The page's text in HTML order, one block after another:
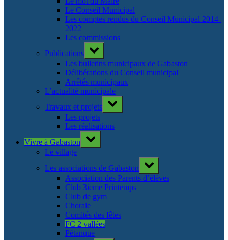
Le Conseil Municipal
Les comptes rendus du Conseil Municipal 2014-
2022
Les commissions
Publications
Toggle
sub-
menu
Les bulletins municipaux de Gabaston
Délibérations du Conseil municipal
Arrêtés municipaux
L’actualité municipale
Travaux et projets
Toggle
sub-
Les projets
Les réalisations
Vivre à Gabaston
Toggle
sub-
Le village
Les associations de Gabaston
Toggle
sub-
menu
Association des Parents d’élèves
Club 3ieme Printemps
Club de gym
Chorale
Comités des fêtes
FC 2 vallées
Pétanque